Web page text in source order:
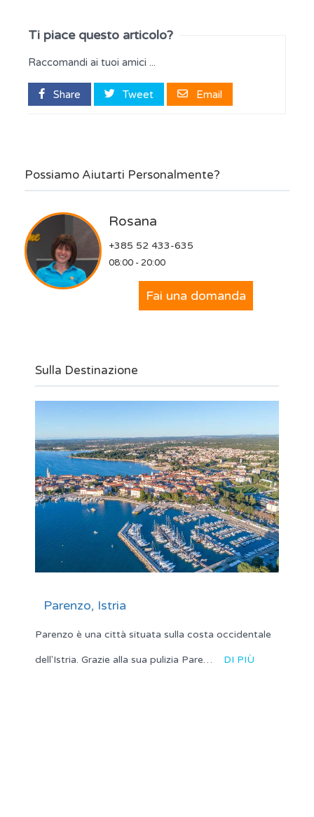
Ti piace questo articolo?
Raccomandi ai tuoi amici ...
Share Tweet Email
Possiamo Aiutarti Personalmente?
Rosana
+385 52 433-635
08:00 - 20:00
Fai una domanda
Sulla Destinazione
Parenzo, Istria
Parenzo è una città situata sulla costa occidentale
dell'Istria. Grazie alla sua pulizia Pare… DI PIÙ